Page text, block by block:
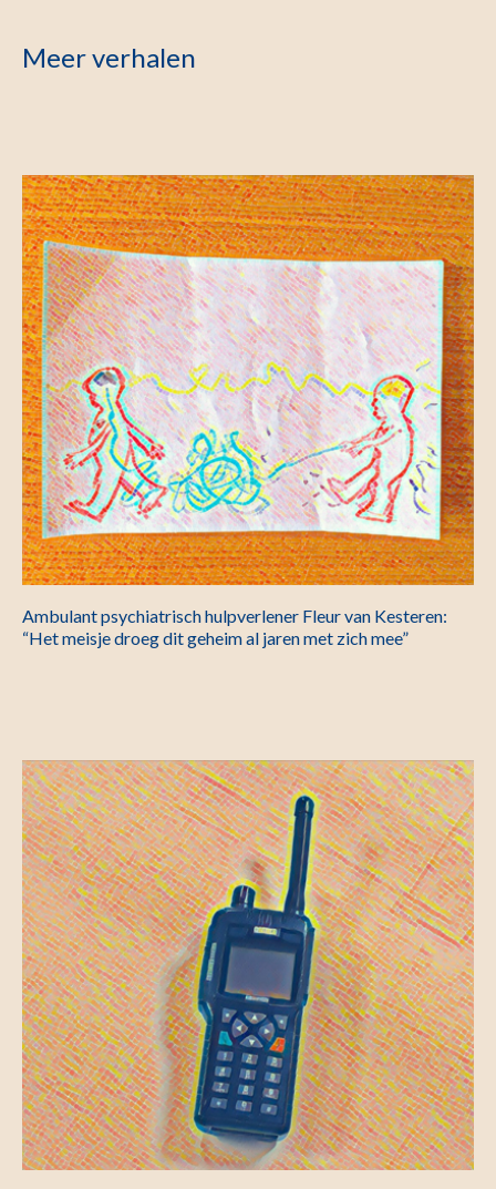
Meer verhalen
Ambulant psychiatrisch hulpverlener Fleur van Kesteren:
“Het meisje droeg dit geheim al jaren met zich mee”